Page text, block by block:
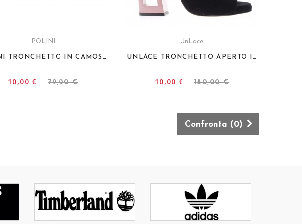
POLINI
POLINI TRONCHETTO IN CAMOSCIO SPIANATO
10,00 € 79,00 €
UnLace
UNLACE TRONCHETTO APERTO IN PUNTA
10,00 € 180,00 €
Confronta (0)